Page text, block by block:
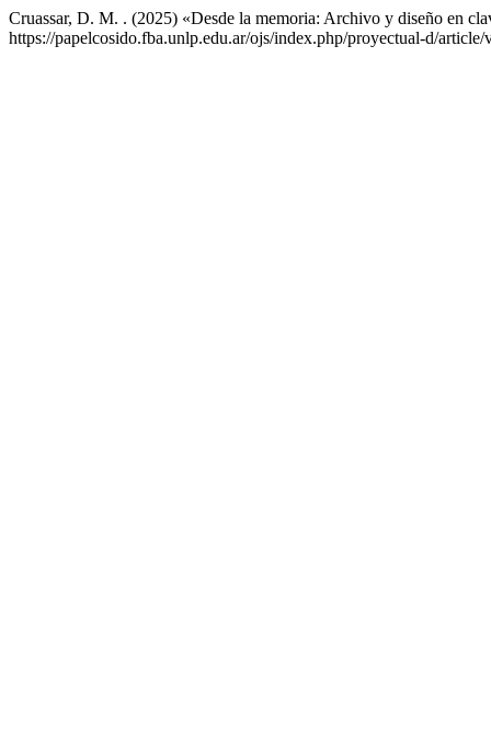
Cruassar, D. M. . (2025) «Desde la memoria: Archivo y diseño en
https://papelcosido.fba.unlp.edu.ar/ojs/index.php/proyectual-d/